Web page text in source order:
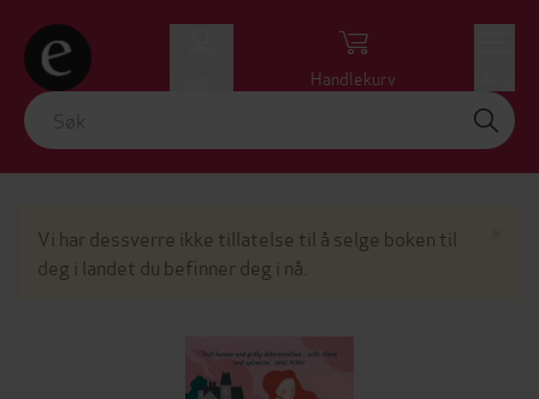
Handlekurv
Vi har dessverre ikke tillatelse til å selge boken til
deg i landet du befinner deg i nå.